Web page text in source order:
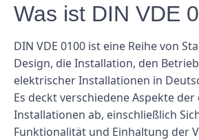
Was ist DIN VDE
DIN VDE 0100 ist eine Reihe von
Design, die Installation, den
elektrischer Installationen in
Es deckt verschiedene Aspekte
Installationen ab, einschließlich
Funktionalität und Einhaltung der